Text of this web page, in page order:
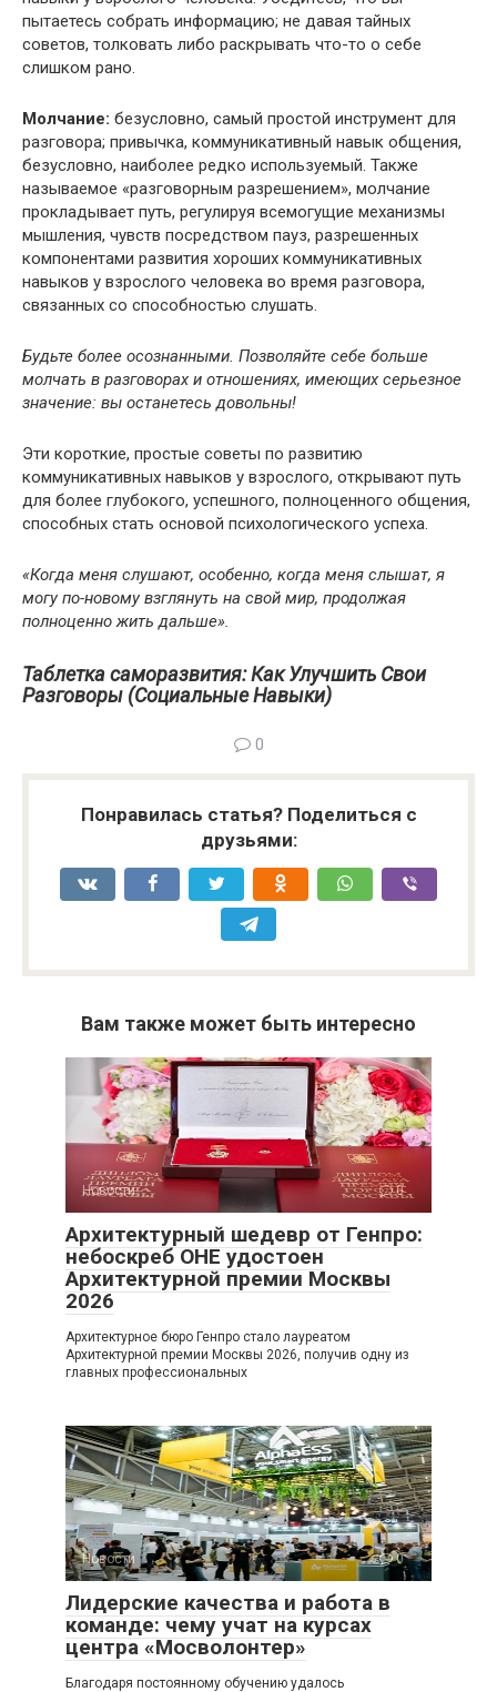
пытаетесь собрать информацию; не давая тайных
советов, толковать либо раскрывать что-то о себе
слишком рано.
Молчание: безусловно, самый простой инструмент для
разговора; привычка, коммуникативный навык общения,
безусловно, наиболее редко используемый. Также
называемое «разговорным разрешением», молчание
прокладывает путь, регулируя всемогущие механизмы
мышления, чувств посредством пауз, разрешенных
компонентами развития хороших коммуникативных
навыков у взрослого человека во время разговора,
связанных со способностью слушать.
Будьте более осознанными. Позволяйте себе больше
молчать в разговорах и отношениях, имеющих серьезное
значение: вы останетесь довольны!
Эти короткие, простые советы по развитию
коммуникативных навыков у взрослого, открывают путь
для более глубокого, успешного, полноценного общения,
способных стать основой психологического успеха.
«Когда меня слушают, особенно, когда меня слышат, я
могу по-новому взглянуть на свой мир, продолжая
полноценно жить дальше».
Таблетка саморазвития: Как Улучшить Свои
Разговоры (Социальные Навыки)
0
Понравилась статья? Поделиться с
друзьями:
Вам также может быть интересно
Новости 0
Архитектурный шедевр от Генпро:
небоскреб ОНЕ удостоен
Архитектурной премии Москвы
2026
Архитектурное бюро Генпро стало лауреатом
Архитектурной премии Москвы 2026, получив одну из
главных профессиональных
Новости 0
Лидерские качества и работа в
команде: чему учат на курсах
центра «Мосволонтер»
Благодаря постоянному обучению удалось